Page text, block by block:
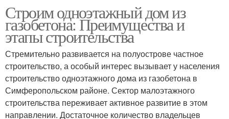
Строим одноэтажный дом из
газобетона: Преимущества и
этапы строительства
Стремительно развивается на полуострове частное
строительство, а особый интерес вызывает у населения
строительство одноэтажного дома из газобетона в
Симферопольском районе. Сектор малоэтажного
строительства переживает активное развитие в этом
направлении. Достаточное количество владельцев